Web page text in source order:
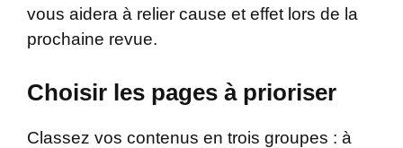
vous aidera à relier cause et effet lors de la
prochaine revue.
Choisir les pages à prioriser
Classez vos contenus en trois groupes : à